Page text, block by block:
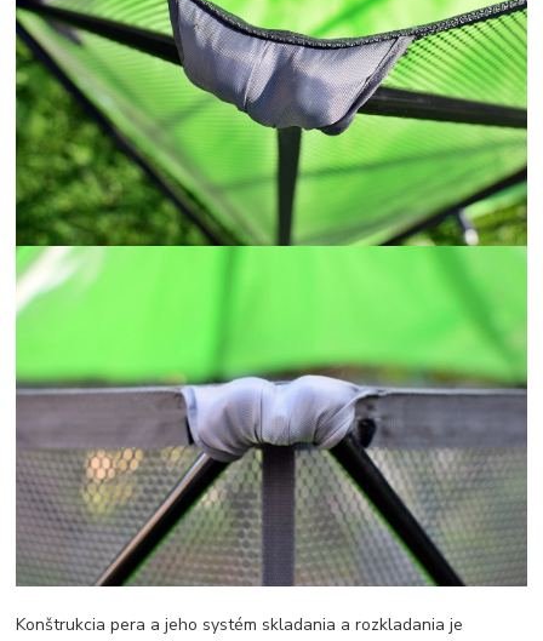
Konštrukcia pera a jeho systém skladania a rozkladania je